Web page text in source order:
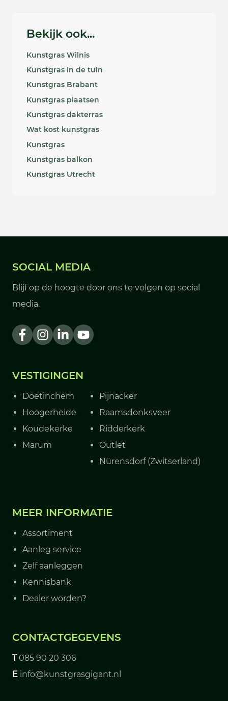
Bekijk ook...
Kunstgras Wilnis
Kunstgras in de tuin
Kunstgras Brabant
Kunstgras plaatsen
Kunstgras dakterras
Wat kost kunstgras
Kunstgras
Kunstgras balkon
Kunstgras Utrecht
SOCIAL MEDIA
Blijf op de hoogte door ons te volgen op social
media.
VESTIGINGEN
Doetinchem
Hoogerheide
Koudekerke
Marum
Pijnacker
Raamsdonksveer
Ridderkerk
Outlet
Nürensdorf (Zwitserland)
MEER INFORMATIE
Assortiment
Aanleg service
Zelf aanleggen
Kennisbank
Dealer worden?
CONTACTGEGEVENS
T 085 90 20 306
E info@kunstgrasgigant.nl